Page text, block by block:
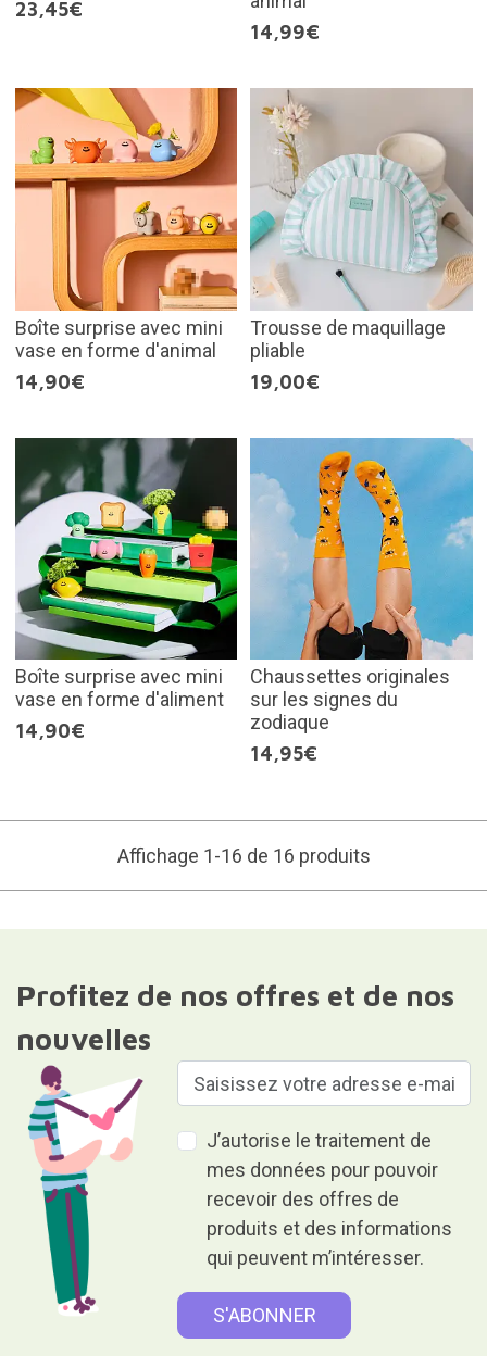
23,45€
14,99€
Boîte surprise avec mini
vase en forme d'animal
14,90€
Trousse de maquillage
pliable
19,00€
Boîte surprise avec mini
vase en forme d'aliment
14,90€
Chaussettes originales
sur les signes du
zodiaque
14,95€
Affichage 1-16 de 16 produits
Profitez de nos offres et de nos
nouvelles
J’autorise le traitement de
mes données pour pouvoir
recevoir des offres de
produits et des informations
qui peuvent m’intéresser.